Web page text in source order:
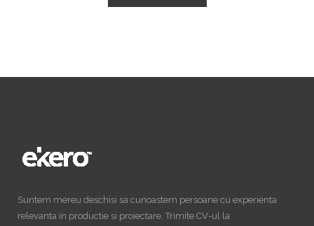
Suntem mereu deschisi sa cunoastem persoane cu experienta
relevanta in productie si proiectare. Trimite CV-ul la